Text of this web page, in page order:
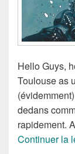
Hello Guys,
Toulouse as
dedans
rapidement.
Continuer la